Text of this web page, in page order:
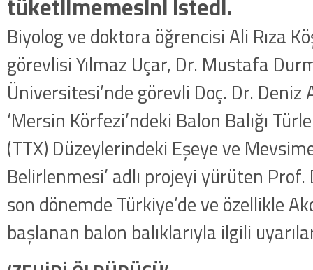
tüketilmemesini istedi.
Biyolog ve doktora öğrencisi Ali Rıza
görevlisi Yılmaz Uçar, Dr. Mustafa
Üniversitesi’nde görevli Doç. Dr.
‘Mersin Körfezi’ndeki Balon Balığı
(TTX) Düzeylerindeki Eşeye ve
Belirlenmesi’ adlı projeyi yürüten
son dönemde Türkiye’de ve özellikle
başlanan balon balıklarıyla ilgili